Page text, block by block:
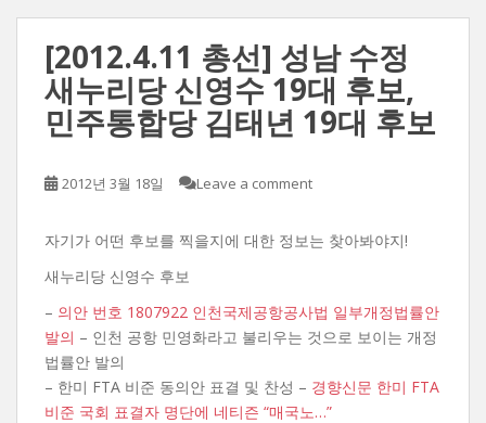
[2012.4.11 총선] 성남 수정
새누리당 신영수 19대 후보,
민주통합당 김태년 19대 후보
2012년 3월 18일 Leave a comment
자기가 어떤 후보를 찍을지에 대한 정보는 찾아봐야지!
새누리당 신영수 후보
– 의안 번호 1807922 인천국제공항공사법 일부개정법률안
발의 – 인천 공항 민영화라고 불리우는 것으로 보이는 개정
법률안 발의
– 한미 FTA 비준 동의안 표결 및 찬성 – 경향신문 한미 FTA
비준 국회 표결자 명단에 네티즌 “매국노…”